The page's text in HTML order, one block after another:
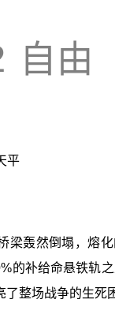
自由
平
梁轰然倒塌，熔
补给命悬铁轨之
整场战争的生死